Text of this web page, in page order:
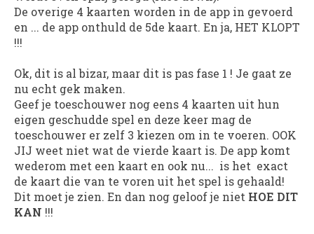
De overige 4 kaarten worden in de app in gevoerd
en ... de app onthuld de 5de kaart. En ja, HET KLOPT
!!!
Ok, dit is al bizar, maar dit is pas fase 1 ! Je gaat ze
nu echt gek maken.
Geef je toeschouwer nog eens 4 kaarten uit hun
eigen geschudde spel en deze keer mag de
toeschouwer er zelf 3 kiezen om in te voeren. OOK
JIJ weet niet wat de vierde kaart is. De app komt
wederom met een kaart en ook nu... is het exact
de kaart die van te voren uit het spel is gehaald!
Dit moet je zien. En dan nog geloof je niet HOE DIT
KAN !!!